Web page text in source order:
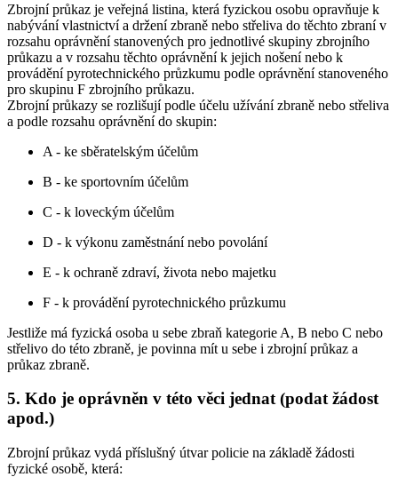
Zbrojní průkaz je veřejná listina, která fyzickou osobu opravňuje k
nabývání vlastnictví a držení zbraně nebo střeliva do těchto zbraní v
rozsahu oprávnění stanovených pro jednotlivé skupiny zbrojního
průkazu a v rozsahu těchto oprávnění k jejich nošení nebo k
provádění pyrotechnického průzkumu podle oprávnění stanoveného
pro skupinu F zbrojního průkazu.
Zbrojní průkazy se rozlišují podle účelu užívání zbraně nebo střeliva
a podle rozsahu oprávnění do skupin:
A - ke sběratelským účelům
B - ke sportovním účelům
C - k loveckým účelům
D - k výkonu zaměstnání nebo povolání
E - k ochraně zdraví, života nebo majetku
F - k provádění pyrotechnického průzkumu
Jestliže má fyzická osoba u sebe zbraň kategorie A, B nebo C nebo
střelivo do této zbraně, je povinna mít u sebe i zbrojní průkaz a
průkaz zbraně.
5. Kdo je oprávněn v této věci jednat (podat žádost
apod.)
Zbrojní průkaz vydá příslušný útvar policie na základě žádosti
fyzické osobě, která: